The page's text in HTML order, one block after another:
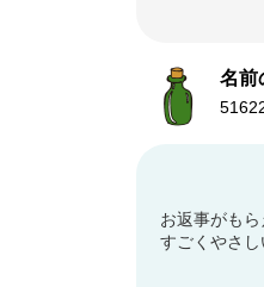
名前
お返事がも
すごくやさ